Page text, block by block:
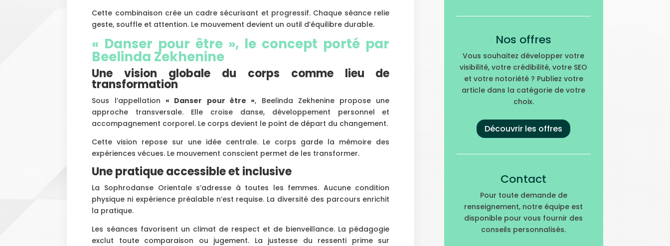
Cette combinaison crée un cadre sécurisant et progressif. Chaque séance relie
geste, souffle et attention. Le mouvement devient un outil d’équilibre durable.
« Danser pour être », le concept porté par
Beelinda Zekhenine
Une vision globale du corps comme lieu de
transformation
Sous l’appellation« Danser pour être », Beelinda Zekhenine propose une
approche transversale. Elle croise danse, développement personnel et
accompagnement corporel. Le corps devient le point de départ du changement.
Cette vision repose sur une idée centrale. Le corps garde la mémoire des
expériences vécues. Le mouvement conscient permet de les transformer.
Une pratique accessible et inclusive
La Sophrodanse Orientale s’adresse à toutes les femmes. Aucune condition
physique ni expérience préalable n’est requise. La diversité des parcours enrichit
la pratique.
Les séances favorisent un climat de respect et de bienveillance. La pédagogie
exclut toute comparaison ou jugement. La justesse du ressenti prime sur
Nos offres
Vous souhaitez développer votre
visibilité, votre crédibilité, votre SEO
et votre notoriété ? Publiez votre
article dans la catégorie de votre
choix.
Découvrir les offres
Contact
Pour toute demande de
renseignement, notre équipe est
disponible pour vous fournir des
conseils personnalisés.